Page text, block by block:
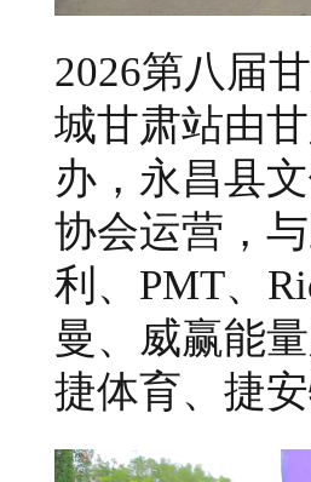
2026第八届
城甘肃站由
办，永昌县
协会运营，
利、 PMT、
曼、威赢能
捷体育、捷